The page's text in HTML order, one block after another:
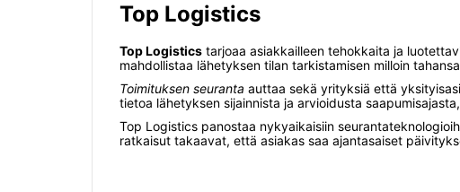
Top Logistics
Top Logistics tarjoaa asiakkailleen tehokkaita ja
mahdollistaa lähetyksen tilan tarkistamisen milloin
Toimituksen seuranta auttaa sekä yrityksiä että
tietoa lähetyksen sijainnista ja arvioidusta
Top Logistics panostaa nykyaikaisiin
ratkaisut takaavat, että asiakas saa ajantasaiset